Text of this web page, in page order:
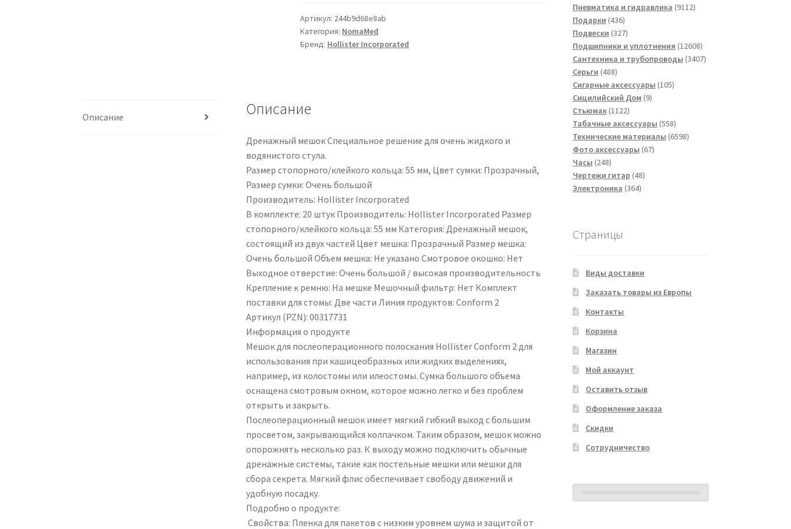
Post-
OP
und
|
00317731
Артикул: 244b9d68e8ab
Категория: NomaMed
Бренд: Hollister Incorporated
Описание Описание
Дренажный мешок Специальное решение для очень жидкого и
водянистого стула.
Размер стопорного/клейкого кольца: 55 мм, Цвет сумки: Прозрачный,
Размер сумки: Очень большой
Производитель: Hollister Incorporated
В комплекте: 20 штук Производитель: Hollister Incorporated Размер
стопорного/клейкого кольца: 55 мм Категория: Дренажный мешок,
состоящий из двух частей Цвет мешка: Прозрачный Размер мешка:
Очень большой Объем мешка: Не указано Смотровое окошко: Нет
Выходное отверстие: Очень большой / высокая производительность
Крепление к ремню: На мешке Мешочный фильтр: Нет Комплект
поставки для стомы: Две части Линия продуктов: Conform 2
Артикул (PZN): 00317731
Информация о продукте
Мешок для послеоперационного полоскания Hollister Conform 2 для
использования при кашицеобразных или жидких выделениях,
например, из колостомы или илеостомы. Сумка большого объема
оснащена смотровым окном, которое можно легко и без проблем
открыть и закрыть.
Послеоперационный мешок имеет мягкий гибкий выход с большим
просветом, закрывающийся колпачком. Таким образом, мешок можно
опорожнять несколько раз. К выходу можно подключить обычные
дренажные системы, такие как постельные мешки или мешки для
сбора секрета. Мягкий флис обеспечивает свободу движений и
удобную посадку.
Подробно о продукте:
Свойства: Пленка для пакетов с низким уровнем шума и защитой от
товар
Пневматика и гидравлика 91129112
Подарки 436436
товаров
Подвески 327327
товаров
Подшипники и уплотнения 1260812608
товаров
Сантехника и трубопроводы 34073407
Серьги 488488
товаров
Сигарные аксессуары 105105
Сицилийский Дом 99
Стьюмак 11221122
товара
Табачные аксессуары 558558
товаров
Технические материалы 65986598
Фото аксессуары 6767
Часы 248248
товаров
Чертежи гитар 4848
Электроника 364364
Страницы
Виды доставки
Заказать товары из Европы
Контакты
Корзина
Магазин
Мой аккаунт
Оставить отзыв
Оформление заказа
Скидки
Сотрудничество